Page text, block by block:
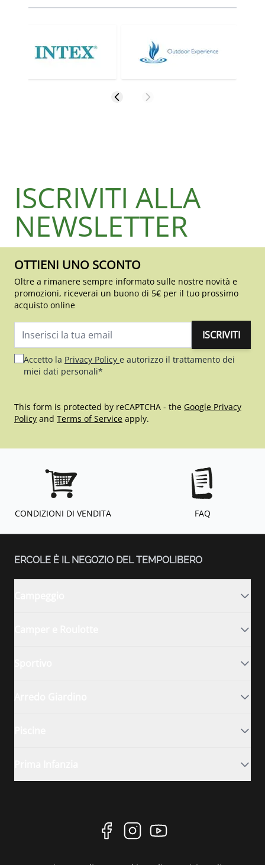
ISCRIVITI ALLA
NEWSLETTER
OTTIENI UNO SCONTO
Oltre a rimanere sempre informato sulle nostre novità e
promozioni, riceverai un buono di 5€ per il tuo prossimo
acquisto online
ISCRIVITI
Accetto la Privacy Policy e autorizzo il trattamento dei
miei dati personali*
This form is protected by reCAPTCHA - the Google Privacy
Policy and Terms of Service apply.
CONDIZIONI DI VENDITA FAQ
ERCOLE È IL NEGOZIO DEL TEMPOLIBERO